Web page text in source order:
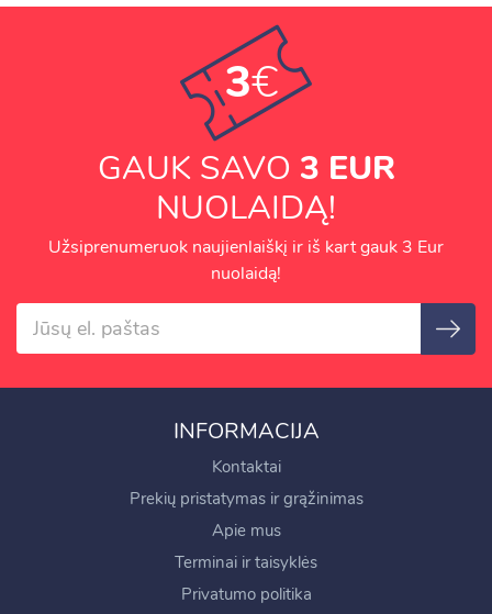
3€
GAUK SAVO 3 EUR
NUOLAIDĄ!
Užsiprenumeruok naujienlaiškį ir iš kart gauk 3 Eur
nuolaidą!
INFORMACIJA
Kontaktai
Prekių pristatymas ir grąžinimas
Apie mus
Terminai ir taisyklės
Privatumo politika